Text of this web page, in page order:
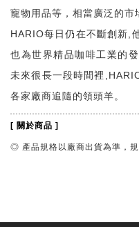
寵物用品等，相當廣泛的市
HARIO每日仍在不斷創新,
也為世界精品咖啡工業的
未來很長一段時間裡
各家廠商追隨的領頭羊。
[ 關於商品 ]
◎ 產品規格以廠商出貨為準，